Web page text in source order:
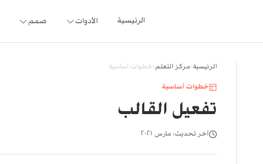
الرئيسية الأدوات صمم
الرئيسية‹مركز التعلم‹خطوات أساسية
خطوات أساسية
تفعيل القالب
آخر تحديث: مارس ٢٠٢١